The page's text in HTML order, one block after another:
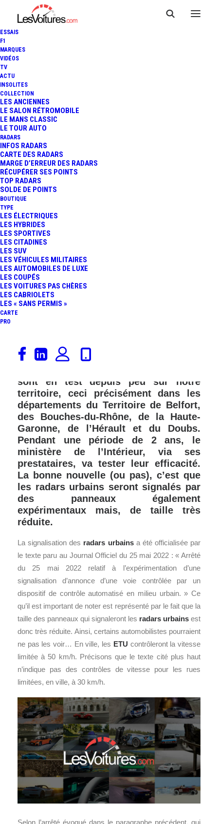
ESSAIS
F1
MARQUES
VIDÉOS
TV
ACTU
INSOLITES
COLLECTION
LES ANCIENNES
LE SALON RÉTROMOBILE
LE MANS CLASSIC
LE TOUR AUTO
RADARS
INFOS RADARS
CARTE DES RADARS
MARGE D’ERREUR DES RADARS
RÉCUPÉRER SES POINTS
TOP RADARS
SOLDE DE POINTS
BOUTIQUE
TYPE
LES ÉLECTRIQUES
LES HYBRIDES
LES SPORTIVES
LES CITADINES
LES SUV
LES VÉHICULES MILITAIRES
LES AUTOMOBILES DE LUXE
LES COUPÉS
LES VOITURES PAS CHÈRES
LES CABRIOLETS
LES « SANS PERMIS »
CARTE
PRO
SERONT SIGNALÉS PAR DES
PANNEAUX MINUSCULES
3 Minutes
« Dans la famille radar, je voudrais le
radar urbain ». Les radars urbains
sont en test depuis peu sur notre
territoire, ceci précisément dans les
départements du Territoire de Belfort,
des Bouches-du-Rhône, de la Haute-
Garonne, de l’Hérault et du Doubs.
Pendant une période de 2 ans, le
ministère de l’Intérieur, via ses
prestataires, va tester leur efficacité.
La bonne nouvelle (ou pas), c’est que
les radars urbains seront signalés par
des panneaux également
expérimentaux mais, de taille très
réduite.
La signalisation des radars urbainsa été officialisée par
le texte paru au Journal Officiel du 25 mai 2022 : « Arrêté
du 25 mai 2022 relatif à l’expérimentation d’une
signalisation d’annonce d’une voie contrôlée par un
dispositif de contrôle automatisé en milieu urbain. » Ce
qu’il est important de noter est représenté par le fait que la
taille des panneaux qui signaleront les radars urbains est
donc très réduite. Ainsi, certains automobilistes pourraient
ne pas les voir… En ville, les ETU contrôleront la vitesse
limitée à 50 km/h. Précisons que le texte cité plus haut
n’indique pas des contrôles de vitesse pour les rues
limitées, en ville, à 30 km/h.
Selon l’arrêté évoqué dans le paragraphe précédent, qui